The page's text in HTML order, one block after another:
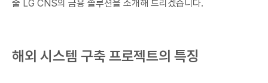
줄 LG CNS의 금융 솔루션을 소개해 드리겠습니다.
해외 시스템 구축 프로젝트의 특징